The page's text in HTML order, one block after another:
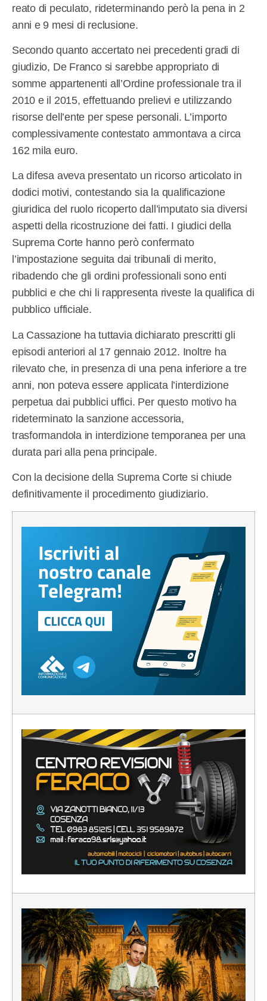
reato di peculato, rideterminando però la pena in 2
anni e 9 mesi di reclusione.
Secondo quanto accertato nei precedenti gradi di
giudizio, De Franco si sarebbe appropriato di
somme appartenenti all’Ordine professionale tra il
2010 e il 2015, effettuando prelievi e utilizzando
risorse dell’ente per spese personali. L’importo
complessivamente contestato ammontava a circa
162 mila euro.
La difesa aveva presentato un ricorso articolato in
dodici motivi, contestando sia la qualificazione
giuridica del ruolo ricoperto dall’imputato sia diversi
aspetti della ricostruzione dei fatti. I giudici della
Suprema Corte hanno però confermato
l’impostazione seguita dai tribunali di merito,
ribadendo che gli ordini professionali sono enti
pubblici e che chi li rappresenta riveste la qualifica di
pubblico ufficiale.
La Cassazione ha tuttavia dichiarato prescritti gli
episodi anteriori al 17 gennaio 2012. Inoltre ha
rilevato che, in presenza di una pena inferiore a tre
anni, non poteva essere applicata l’interdizione
perpetua dai pubblici uffici. Per questo motivo ha
rideterminato la sanzione accessoria,
trasformandola in interdizione temporanea per una
durata pari alla pena principale.
Con la decisione della Suprema Corte si chiude
definitivamente il procedimento giudiziario.